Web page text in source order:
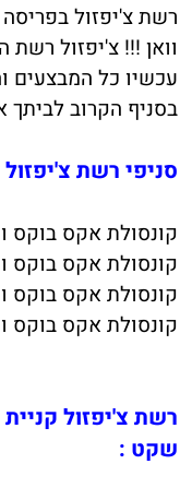
רשת צ'יפזול
וואן !!! צ'יפזול רשת
עכשיו כל המבצעים
בסניף הקרוב
סניפי רשת
קונסולת אקס בוקס
קונסולת אקס בוקס
קונסולת אקס בוקס
קונסולת אקס בוקס
רשת צ'יפזול
שקט :